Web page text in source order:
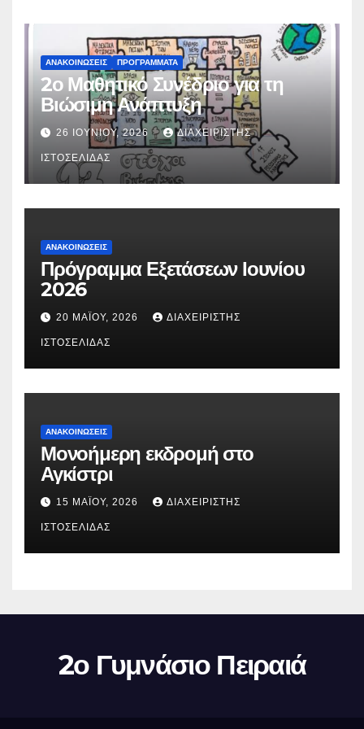
ΑΝΑΚΟΙΝΏΣΕΙΣ ΠΡΟΓΡΆΜΜΑΤΑ
2ο Μαθητικό Συνέδριο για τη
Βιώσιμη Ανάπτυξη
26 ΙΟΥΝΊΟΥ, 2026 ΔΙΑΧΕΙΡΙΣΤΉΣ
ΙΣΤΟΣΕΛΊΔΑΣ
ΑΝΑΚΟΙΝΏΣΕΙΣ
Πρόγραμμα Εξετάσεων Ιουνίου
2026
20 ΜΑΪ́ΟΥ, 2026 ΔΙΑΧΕΙΡΙΣΤΉΣ
ΙΣΤΟΣΕΛΊΔΑΣ
ΑΝΑΚΟΙΝΏΣΕΙΣ
Μονοήμερη εκδρομή στο
Αγκίστρι
15 ΜΑΪ́ΟΥ, 2026 ΔΙΑΧΕΙΡΙΣΤΉΣ
ΙΣΤΟΣΕΛΊΔΑΣ
2ο Γυμνάσιο Πειραιά